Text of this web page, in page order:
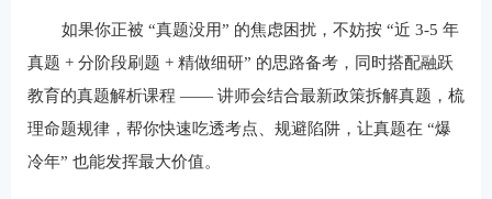
如果你正被 “真题没用” 的焦虑困扰，不妨按 “近 3-5 年
真题 + 分阶段刷题 + 精做细研” 的思路备考，同时搭配融跃
教育的真题解析课程 —— 讲师会结合最新政策拆解真题，梳
理命题规律，帮你快速吃透考点、规避陷阱，让真题在 “爆
冷年” 也能发挥最大价值。